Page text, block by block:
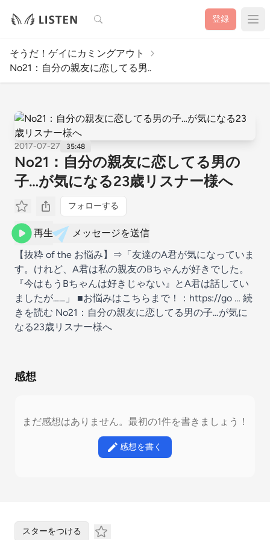
検索 登録
そうだ！ゲイにカミングアウト
No21：自分の親友に恋してる男..
2017-07-27 35:48
No21：自分の親友に恋してる男の
子…が気になる23歳リスナー様へ
フォローする
再生
メッセージを送信
【抜粋 of the お悩み】⇒「友達のA君が気になっていま
す。けれど、A君は私の親友のBちゃんが好きでした。
『今はもうBちゃんは好きじゃない』とA君は話してい
ましたが……」 ■お悩みはこちらまで！：https://go … 続
きを読む No21：自分の親友に恋してる男の子…が気に
なる23歳リスナー様へ
感想
まだ感想はありません。最初の1件を書きましょう！
感想を書く
スターをつける